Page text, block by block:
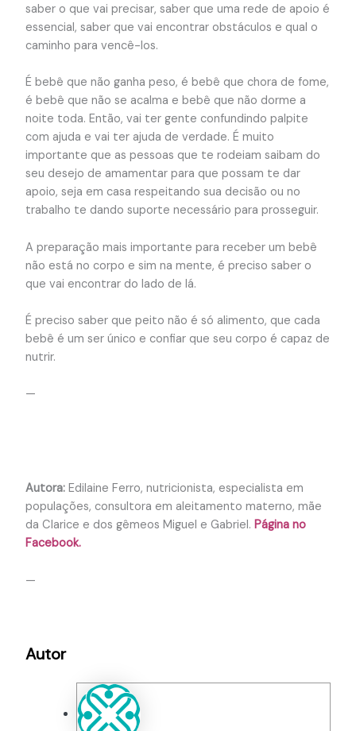
saber o que vai precisar, saber que uma rede de apoio é
essencial, saber que vai encontrar obstáculos e qual o
caminho para vencê-los.
É bebê que não ganha peso, é bebê que chora de fome,
é bebê que não se acalma e bebê que não dorme a
noite toda. Então, vai ter gente confundindo palpite
com ajuda e vai ter ajuda de verdade. É muito
importante que as pessoas que te rodeiam saibam do
seu desejo de amamentar para que possam te dar
apoio, seja em casa respeitando sua decisão ou no
trabalho te dando suporte necessário para prosseguir.
A preparação mais importante para receber um bebê
não está no corpo e sim na mente, é preciso saber o
que vai encontrar do lado de lá.
É preciso saber que peito não é só alimento, que cada
bebê é um ser único e confiar que seu corpo é capaz de
nutrir.
—
Autora: Edilaine Ferro, nutricionista, especialista em
populações, consultora em aleitamento materno, mãe
da Clarice e dos gêmeos Miguel e Gabriel. Página no
Facebook.
—
Autor